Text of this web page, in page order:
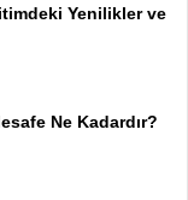
Yenilikler ve
Ne Kadardır?